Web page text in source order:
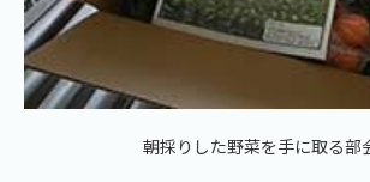
朝採りした野菜を手に取る部